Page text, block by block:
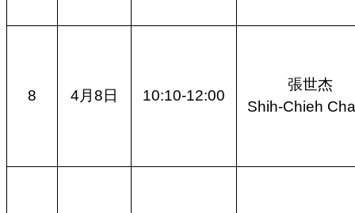
8 4月8日 10:10-12:00
張世杰
Shih-Chieh